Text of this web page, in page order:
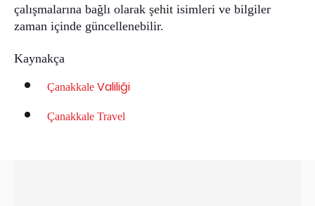
çalışmalarına bağlı olarak şehit isimleri ve bilgiler
zaman içinde güncellenebilir.
Kaynakça
Çanakkale Valiliği
Çanakkale Travel